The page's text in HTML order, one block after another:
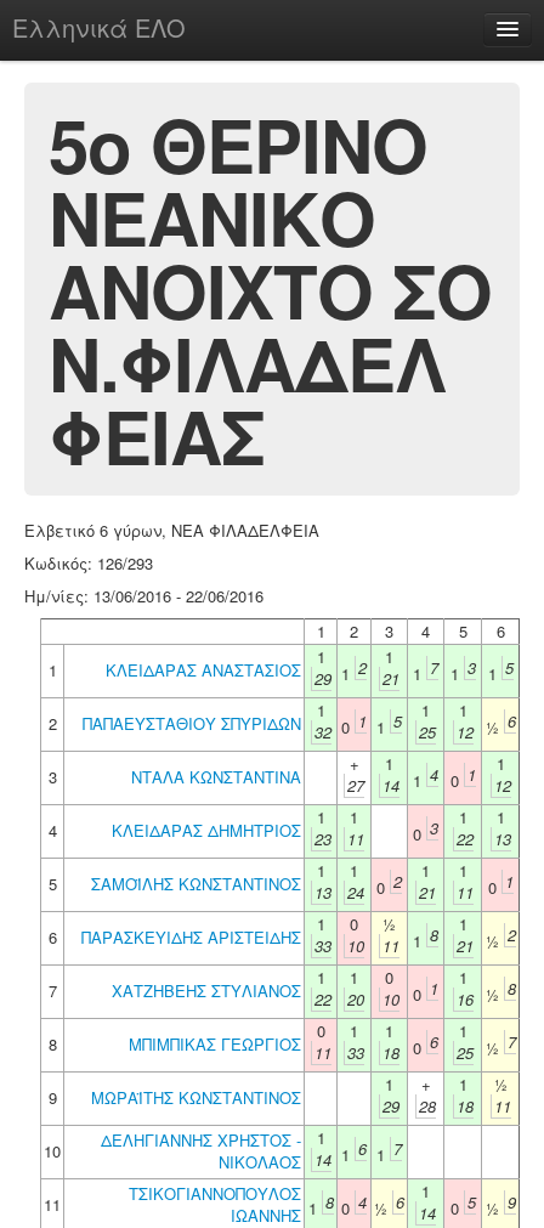
Ελληνικά ΕΛΟ
chesstu.be @ discord
Login
5ο ΘΕΡΙΝΟ
ΝΕΑΝΙΚΟ
ΑΝΟΙΧΤΟ ΣΟ
Ν.ΦΙΛΑΔΕΛ
ΦΕΙΑΣ
Ελβετικό 6 γύρων, ΝΕΑ ΦΙΛΑΔΕΛΦΕΙΑ
Κωδικός: 126/293
Ημ/νίες: 13/06/2016 - 22/06/2016
1
2 3 4 5
6
1
ΚΛΕΙΔΑΡΑΣ ΑΝΑΣΤΑΣΙΟΣ
1
29 1 2
1
21
1 7 1 3 1 5
2 ΠΑΠΑΕΥΣΤΑΘΙΟΥ ΣΠΥΡΙΔΩΝ
1
32 0 1 1 5
1
25
1
12
½ 6
3 ΝΤΑΛΑ ΚΩΝΣΤΑΝΤΙΝΑ
+
27
1
14
1 4 0 1
1
12
4
ΚΛΕΙΔΑΡΑΣ ΔΗΜΗΤΡΙΟΣ
1
23
1
11
0 3
1
22
1
13
5
ΣΑΜΟΪΛΗΣ ΚΩΝΣΤΑΝΤΙΝΟΣ
1
13
1
24 0 2
1
21
1
11
0 1
6 ΠΑΡΑΣΚΕΥΙΔΗΣ ΑΡΙΣΤΕΙΔΗΣ
1
33
0
10
½
11
1 8
1
21
½ 2
7 ΧΑΤΖΗΒΕΗΣ ΣΤΥΛΙΑΝΟΣ
1
22
1
20
0
10 0 1
1
16
½ 8
8 ΜΠΙΜΠΙΚΑΣ ΓΕΩΡΓΙΟΣ
0
11
1
33
1
18 0 6
1
25
½ 7
9 ΜΩΡΑΪΤΗΣ ΚΩΝΣΤΑΝΤΙΝΟΣ
1
29
+
28
1
18
½
11
10
ΔΕΛΗΓΙΑΝΝΗΣ ΧΡΗΣΤΟΣ -
ΝΙΚΟΛΑΟΣ
1
14 1 6 1 7
11
ΤΣΙΚΟΓΙΑΝΝΟΠΟΥΛΟΣ
ΙΩΑΝΝΗΣ 1 8 0 4 ½ 6
1
14
0 5 ½ 9